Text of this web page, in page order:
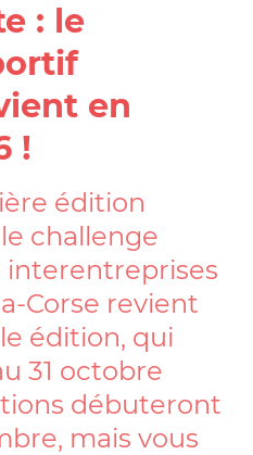
: le
en
!
édition
challenge
Corse revient
édition, qui
31 octobre
débuteront
mais vous